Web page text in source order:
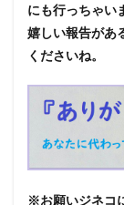
にも行っちゃい
嬉しい報告があ
くださいね。
※お願いジネコ